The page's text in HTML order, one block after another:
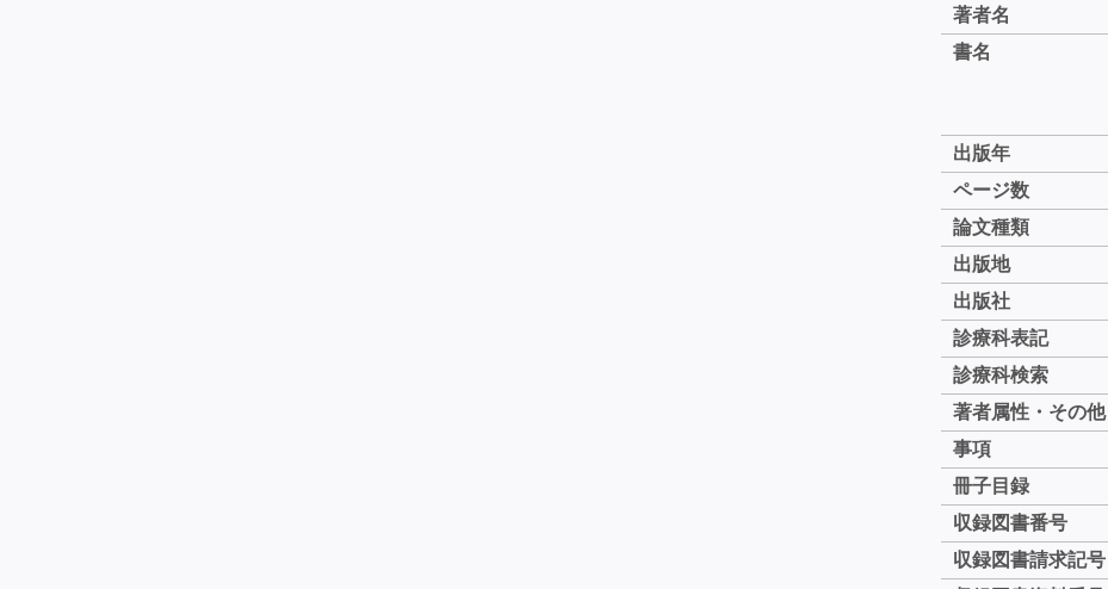
著者名
書名
出版年
ページ数
論文種類
出版地
出版社
診療科表記
診療科検索
著者属性・その他
事項
冊子目録
収録図書番号
収録図書請求記号